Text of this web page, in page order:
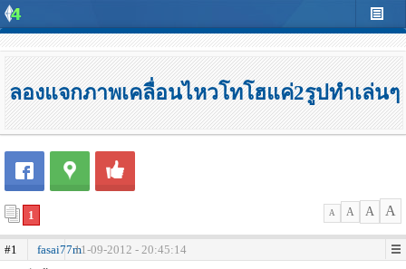
ลองแจกภาพเคลื่อนไหวโทโฮแค่2รูปทำเล่นๆ
1 A A A A
#1 fasai77m11-09-2012 - 20:45:14